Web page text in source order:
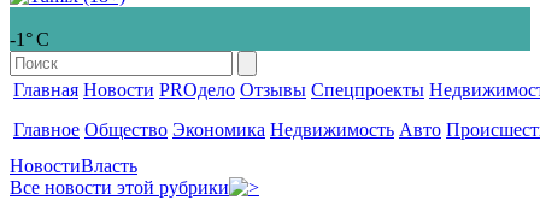
-1° С
Главная Новости PROдело Отзывы Спецпроекты
Главное Общество Экономика Недвижимость Авто
НовостиВласть
Все новости этой рубрики